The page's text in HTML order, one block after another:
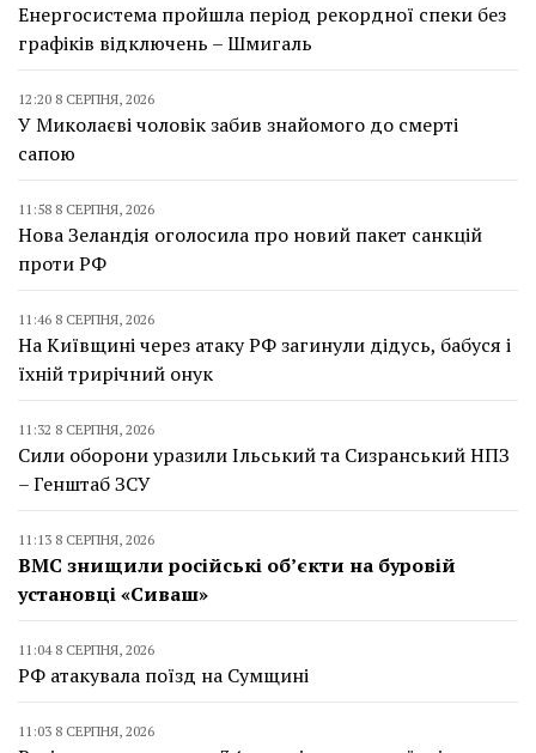
Енергосистема пройшла період рекордної спеки без
графіків відключень – Шмигаль
12:20 8 СЕРПНЯ, 2026
У Миколаєві чоловік забив знайомого до смерті
сапою
11:58 8 СЕРПНЯ, 2026
Нова Зеландія оголосила про новий пакет санкцій
проти РФ
11:46 8 СЕРПНЯ, 2026
На Київщині через атаку РФ загинули дідусь, бабуся і
їхній трирічний онук
11:32 8 СЕРПНЯ, 2026
Сили оборони уразили Ільський та Сизранський НПЗ
– Генштаб ЗСУ
11:13 8 СЕРПНЯ, 2026
ВМС знищили російські об’єкти на буровій
установці «Сиваш»
11:04 8 СЕРПНЯ, 2026
РФ атакувала поїзд на Сумщині
11:03 8 СЕРПНЯ, 2026